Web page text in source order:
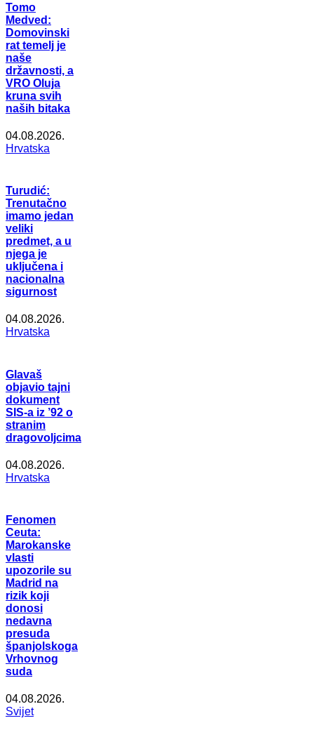
Tomo
Medved:
Domovinski
rat temelj je
naše
državnosti, a
VRO Oluja
kruna svih
naših bitaka
04.08.2026.
Hrvatska
Turudić:
Trenutačno
imamo jedan
veliki
predmet, a u
njega je
uključena i
nacionalna
sigurnost
04.08.2026.
Hrvatska
Glavaš
objavio tajni
dokument
SIS-a iz ’92 o
stranim
dragovoljcima
04.08.2026.
Hrvatska
Fenomen
Ceuta:
Marokanske
vlasti
upozorile su
Madrid na
rizik koji
donosi
nedavna
presuda
španjolskoga
Vrhovnog
suda
04.08.2026.
Svijet